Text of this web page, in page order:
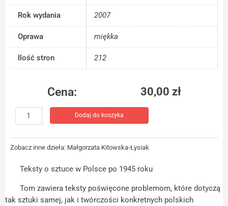
Rok wydania 2007
Oprawa miękka
Ilość stron 212
Cena: 30,00 zł
ilość
Rzeczywistość
Dodaj do koszyka
Zobacz inne dzieła: Małgorzata Kitowska-Łysiak
Teksty o sztuce w Polsce po 1945 roku
Tom zawiera teksty poświęcone problemom, które dotyczą
tak sztuki samej, jak i twórczości konkretnych polskich
Doświadczenie
twojego przejścia
odrzucisz te pliki
strony
internetowej.
Udostępniając
swoje